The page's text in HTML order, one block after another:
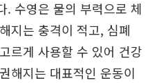
. 수영은 물의 부력으로 체
지는 충격이 적고, 심폐
르게 사용할 수 있어 건강
해지는 대표적인 운동이